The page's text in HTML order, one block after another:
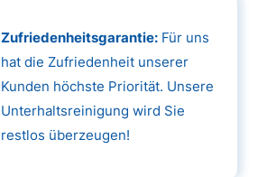
Zufriedenheitsgarantie:Für uns
hat die Zufriedenheit unserer
Kunden höchste Priorität. Unsere
Unterhaltsreinigung wird Sie
restlos überzeugen!